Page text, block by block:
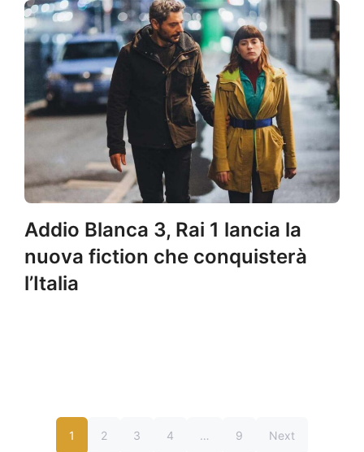
Addio Blanca 3, Rai 1 lancia la
nuova fiction che conquisterà
l’Italia
1 2 3 4 … 9 Next